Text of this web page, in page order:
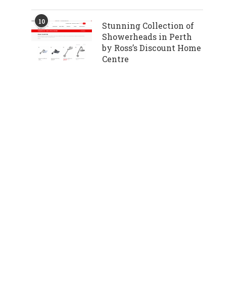
10
Stunning Collection of
Showerheads in Perth
by Ross’s Discount Home
Centre